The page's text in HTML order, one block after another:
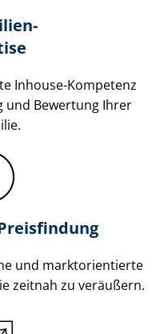
Inhouse-Kompetenz
und Bewertung Ihrer
und markt­ori­en­tier­te
zeitnah zu veräußern.